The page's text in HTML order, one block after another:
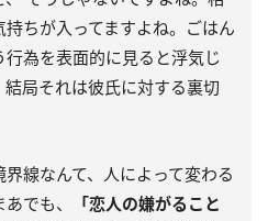
ちが入ってますよね。ごはん
行為を表面的に見ると浮気じ
結局それは彼氏に対する裏切
線なんて、人によって変わる
でも、
「恋人の嫌がること